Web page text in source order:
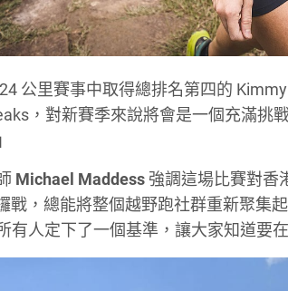
公里賽事中取得總排名第四的
，對新賽季來說將會是一個充滿挑
Michael Maddess 強調這場比賽對香
戰，總能將整個越野跑社群重新聚集
有人定下了一個基準，讓大家知道要